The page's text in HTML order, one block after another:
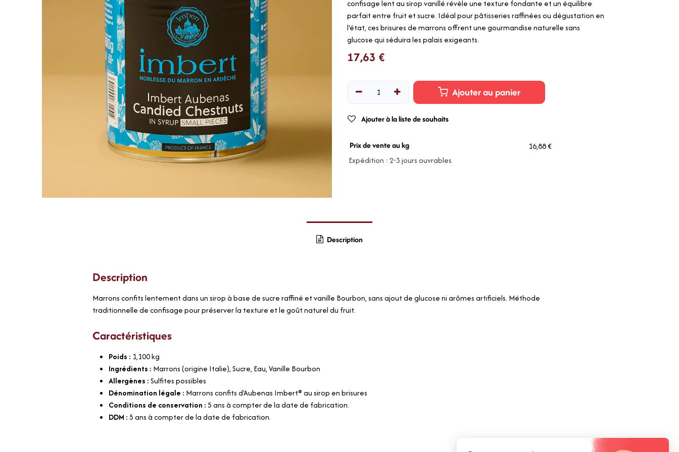
confisage lent au sirop vanillé révèle une texture fondante et un équilibre
parfait entre fruit et sucre. Idéal pour pâtisseries raffinées ou dégustation en
l'état, ces brisures de marrons offrent une gourmandise naturelle sans
glucose qui séduira les palais exigeants.
17,63 €
Ajouter au panier
Ajouter à la liste de souhaits
Prix de vente au kg
16,88 €
Expédition : 2-3 jours ouvrables
Description
Description
Marrons confits lentement dans un sirop à base de sucre raffiné et vanille Bourbon, sans ajout de glucose ni arômes artificiels. Méthode
traditionnelle de confisage pour préserver la texture et le goût naturel du fruit.
Caractéristiques
Poids : 1,100kg
Ingrédients : Marrons (origine Italie), Sucre, Eau, Vanille Bourbon
Allergènes :Sulfites possibles
Dénomination légale : Marrons confits d'Aubenas Imbert® au sirop en brisures
Conditions de conservation :5 ans à compter de la date de fabrication.
DDM :5 ans à compter de la date de fabrication.